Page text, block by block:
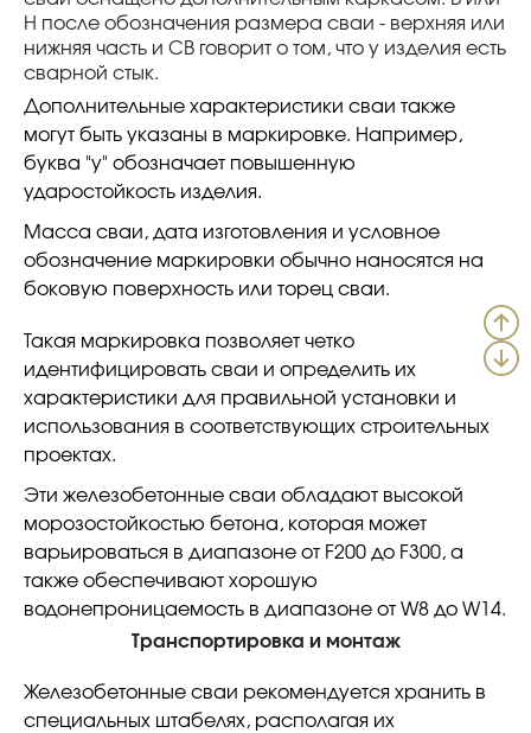
Н после обозначения размера сваи - верхняя или
нижняя часть и СВ говорит о том, что у изделия есть
сварной стык.
Дополнительные характеристики сваи также
могут быть указаны в маркировке. Например,
буква "у" обозначает повышенную
ударостойкость изделия.
Масса сваи, дата изготовления и условное
обозначение маркировки обычно наносятся на
боковую поверхность или торец сваи.
Такая маркировка позволяет четко
идентифицировать сваи и определить их
характеристики для правильной установки и
использования в соответствующих строительных
проектах.
Эти железобетонные сваи обладают высокой
морозостойкостью бетона, которая может
варьироваться в диапазоне от F200 до F300, а
также обеспечивают хорошую
водонепроницаемость в диапазоне от W8 до W14.
Транспортировка и монтаж
Железобетонные сваи рекомендуется хранить в
специальных штабелях, располагая их